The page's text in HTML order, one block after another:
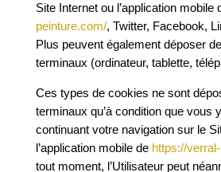
Site Internet ou l’application mobile
peinture.com/, Twitter, Facebook,
Plus peuvent également déposer
terminaux (ordinateur, tablette,
Ces types de cookies ne sont
terminaux qu’à condition que vous
continuant votre navigation sur le
l’application mobile de https://
tout moment, l’Utilisateur peut